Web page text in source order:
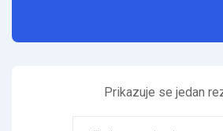
Prikazuje se jedan